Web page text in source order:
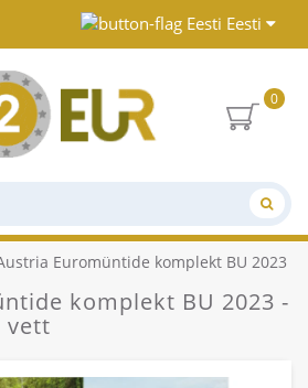
Eesti
0
Euromüntide komplekt BU 2023 -
komplekt BU 2023 -
vett